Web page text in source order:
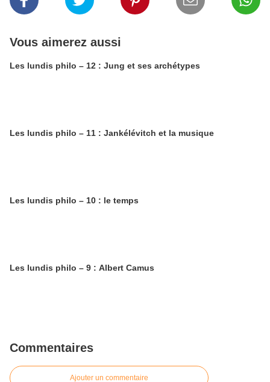
Vous aimerez aussi
Les lundis philo – 12 : Jung et ses archétypes
Les lundis philo – 11 : Jankélévitch et la musique
Les lundis philo – 10 : le temps
Les lundis philo – 9 : Albert Camus
Commentaires
Ajouter un commentaire